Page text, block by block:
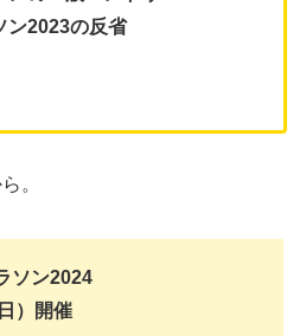
ン2023の反省
。
ソン2024
）開催